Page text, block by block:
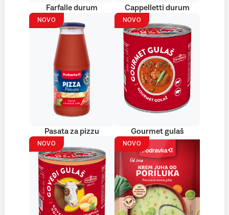
Farfalle durum Cappelletti durum
NOVO
Pasata za pizzu
NOVO
Gourmet gulaš
NOVO NOVO